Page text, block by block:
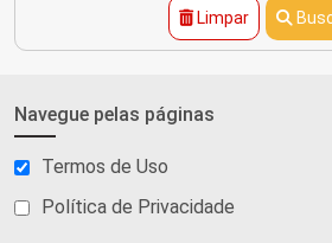
Limpar
Navegue pelas páginas
Termos de Uso
Política de Privacidade